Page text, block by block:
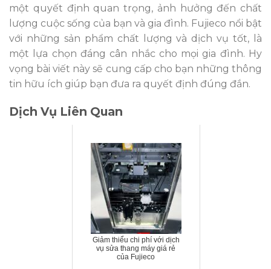
một quyết định quan trọng, ảnh hưởng đến chất
lượng cuộc sống của bạn và gia đình. Fujieco nổi bật
với những sản phẩm chất lượng và dịch vụ tốt, là
một lựa chọn đáng cân nhắc cho mọi gia đình. Hy
vọng bài viết này sẽ cung cấp cho bạn những thông
tin hữu ích giúp bạn đưa ra quyết định đúng đắn.
Dịch Vụ Liên Quan
Giảm thiểu chi phí với dịch
vụ sửa thang máy giá rẻ
của Fujieco